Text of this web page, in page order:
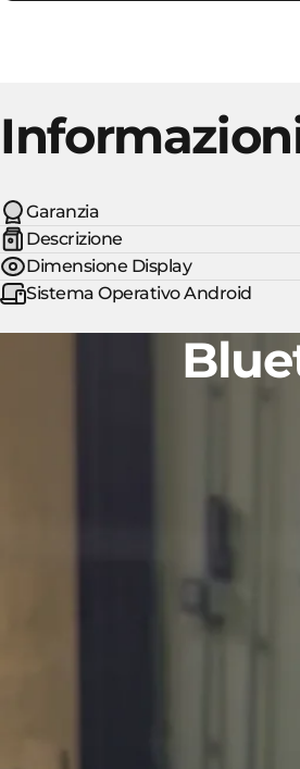
Garanzia
Descrizione
Dimensione Display
Sistema Operativo Android